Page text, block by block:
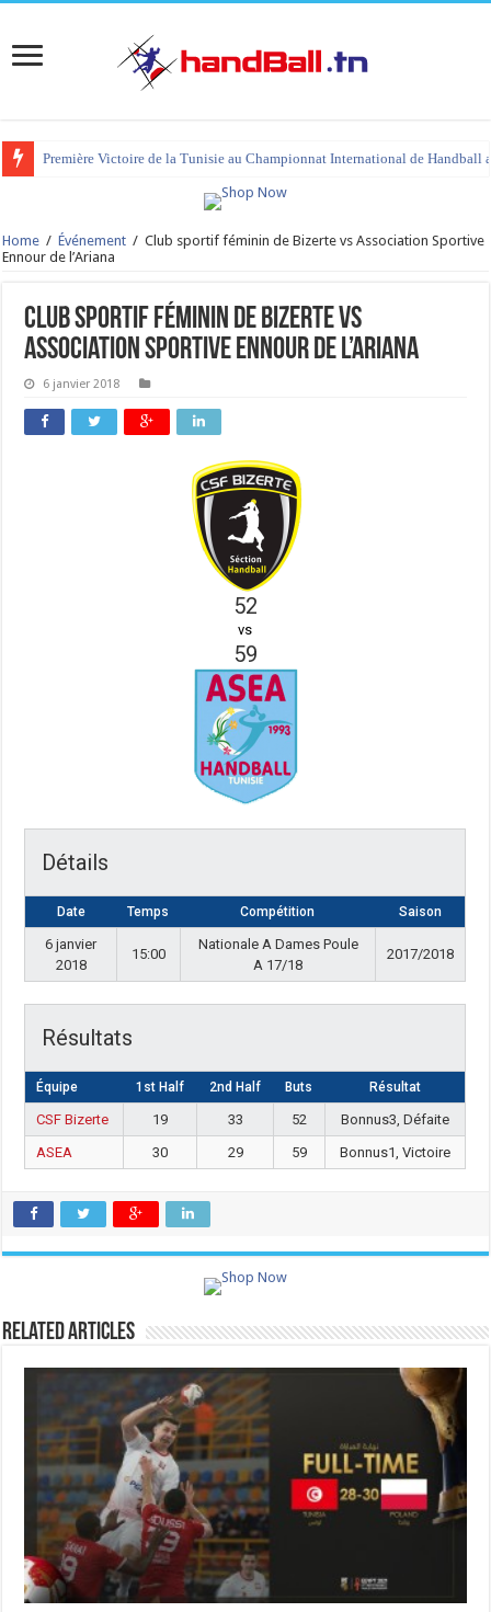
Première Victoire de la Tunisie au Championnat International de Handball
Home / Événement / Club sportif féminin de Bizerte vs Association Sportive
Ennour de l’Ariana
Club sportif féminin de Bizerte vs
Association Sportive Ennour de l’Ariana
6 janvier 2018
52
vs
59
Détails
Date Temps Compétition Saison
6 janvier
2018
15:00
Nationale A Dames Poule
A 17/18
2017/2018
Résultats
Équipe 1st Half 2nd Half Buts Résultat
CSF Bizerte 19 33 52
Bonnus3, Défaite
ASEA
30 29 59 Bonnus1, Victoire
Related Articles